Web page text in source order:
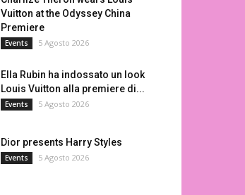
Vuitton at the Odyssey China
Premiere
Events 5 Agosto 2026
Ella Rubin ha indossato un look
Louis Vuitton alla premiere di...
Events 5 Agosto 2026
Dior presents Harry Styles
Events 5 Agosto 2026